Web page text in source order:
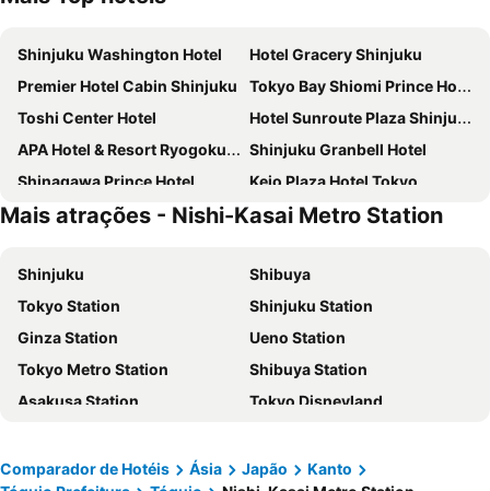
Shinjuku Washington Hotel
Hotel Gracery Shinjuku
Premier Hotel Cabin Shinjuku
Tokyo Bay Shiomi Prince Hotel
Toshi Center Hotel
Hotel Sunroute Plaza Shinjuku
APA Hotel & Resort Ryogoku Ekimae Tower
Shinjuku Granbell Hotel
Shinagawa Prince Hotel
Keio Plaza Hotel Tokyo
Sotetsu Fresa Inn Higashi Shinjuku
LYURO Tokyo Kiyosumi by THE SHARE HOTELS
Hotel New Otani Tokyo The Main
DoubleTree by Hilton Tokyo Ariake
HOTEL GRAPHY Shibuya
Shibuya Excel Hotel Tokyu
Imperial Hotel Tokyo
Hotel Villa Fontaine Grand Tokyo-Shiodome
Hotel Keihan Tsukiji Ginza Grande
APA HOTEL Roppongi Six
Tobu Hotel Levant Tokyo
APA Hotel PRIDE Akasaka Kokkaigijidomae
Almont Inn Tokyo Nihonbashi
Hotel MyStays Kameido
Mais atrações - Nishi-Kasai Metro Station
Shinjuku
Shibuya
Tokyo Station
Shinjuku Station
Ginza Station
Ueno Station
Tokyo Metro Station
Shibuya Station
Asakusa Station
Tokyo Disneyland
Shinagawa Station
Shinjuku Metro Station
Comparador de Hotéis Ásia Japão
Kanto